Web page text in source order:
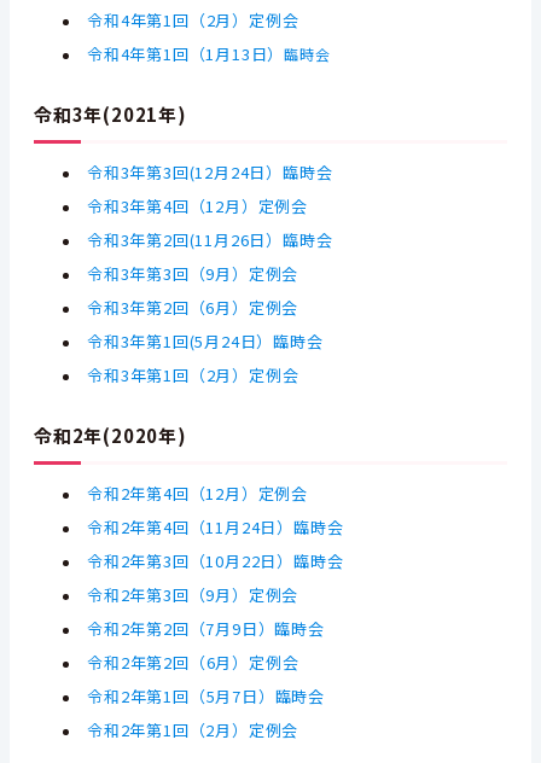
令和4年第1回（2月）定例会
令和4年第1回（1月13日）臨時会
令和3年(2021年)
令和3年第3回(12月24日）臨時会
令和3年第4回（12月）定例会
令和3年第2回(11月26日）臨時会
令和3年第3回（9月）定例会
令和3年第2回（6月）定例会
令和3年第1回(5月24日）臨時会
令和3年第1回（2月）定例会
令和2年(2020年)
令和2年第4回（12月）定例会
令和2年第4回（11月24日）臨時会
令和2年第3回（10月22日）臨時会
令和2年第3回（9月）定例会
令和2年第2回（7月9日）臨時会
令和2年第2回（6月）定例会
令和2年第1回（5月7日）臨時会
令和2年第1回（2月）定例会